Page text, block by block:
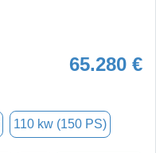
65.280 €
110 kw (150 PS)